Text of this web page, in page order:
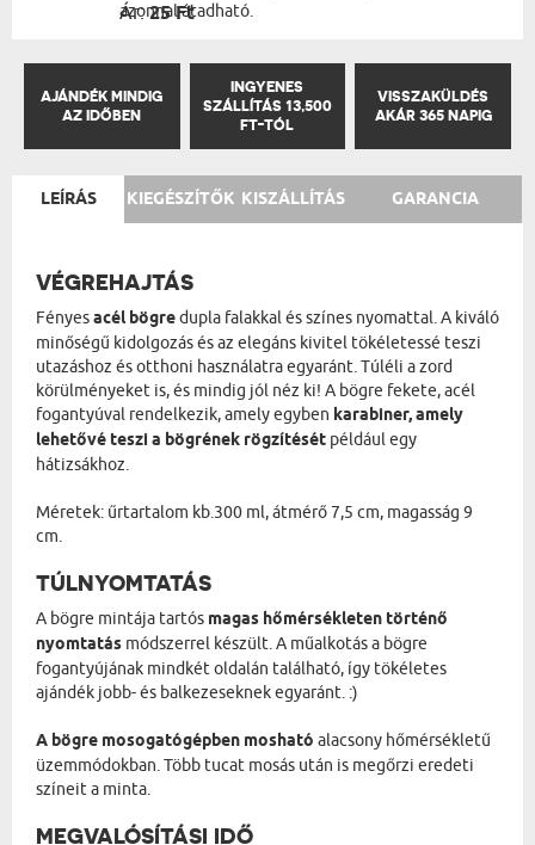
azonnal átadható.
Ár:25 Ft
AJÁNDÉK MINDIG
AZ IDŐBEN
INGYENES
SZÁLLÍTÁS 13,500
FT-TÓL
VISSZAKÜLDÉS
AKÁR 365 NAPIG
LEÍRÁS KIEGÉSZÍTŐK KISZÁLLÍTÁS GARANCIA
VÉGREHAJTÁS
Fényesacél bögredupla falakkal és színes nyomattal. A kiváló
minőségű kidolgozás és az elegáns kivitel tökéletessé teszi
utazáshoz és otthoni használatra egyaránt. Túléli a zord
körülményeket is, és mindig jól néz ki! A bögre fekete, acél
fogantyúval rendelkezik, amely egyben karabiner, amely
lehetővé teszi a bögrének rögzítését például egy
hátizsákhoz.
Méretek: űrtartalom kb.300 ml, átmérő 7,5 cm, magasság 9
cm.
TÚLNYOMTATÁS
A bögre mintája tartós magas hőmérsékleten történő
nyomtatás módszerrel készült. A műalkotás a bögre
fogantyújának mindkét oldalán található, így tökéletes
ajándék jobb- és balkezeseknek egyaránt. :)
A bögre mosogatógépben mosható alacsony hőmérsékletű
üzemmódokban. Több tucat mosás után is megőrzi eredeti
színeit a minta.
MEGVALÓSÍTÁSI IDŐ